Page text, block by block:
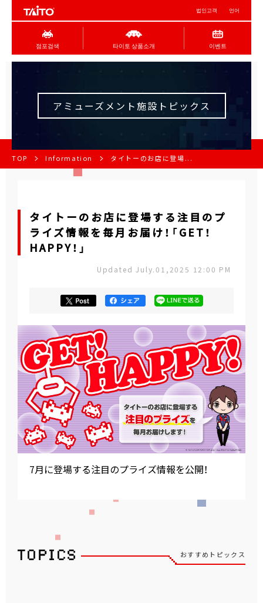
법인고객 언어
점포검색 타이토 상품소개 이벤트
アミューズメント施設トピックス
TOP Information タイトーのお店に登場...
タイトーのお店に登場する注目のプ
ライズ情報を毎月お届け！「GET！
HAPPY！」
Updated July.01,2025 12:00 PM
7月に登場する注目のプライズ情報を公開！
おすすめトピックス